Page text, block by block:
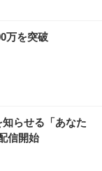
万を突破
らせる「あなた
信開始